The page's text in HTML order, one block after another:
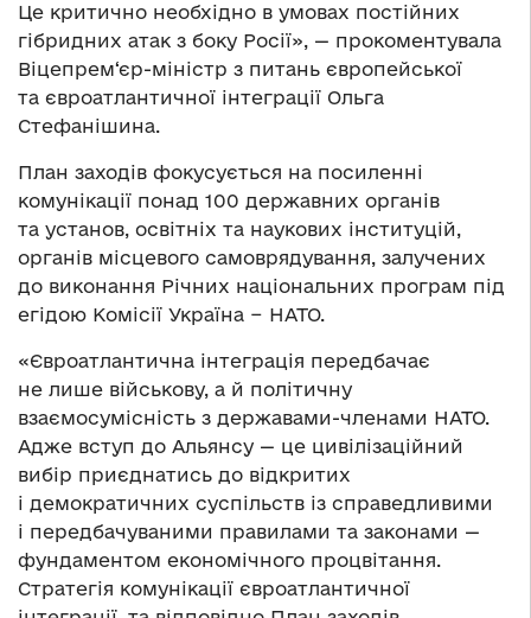
Це критично необхідно в умовах постійних
гібридних атак з боку Росії», — прокоментувала
Віцепрем‘єр-міністр з питань європейської
та євроатлантичної інтеграції Ольга
Стефанішина.
План заходів фокусується на посиленні
комунікації понад 100 державних органів
та установ, освітніх та наукових інституцій,
органів місцевого самоврядування, залучених
до виконання Річних національних програм під
егідою Комісії Україна − НАТО.
«Євроатлантична інтеграція передбачає
не лише військову, а й політичну
взаємосумісність з державами-членами НАТО.
Адже вступ до Альянсу — це цивілізаційний
вибір приєднатись до відкритих
і демократичних суспільств із справедливими
і передбачуваними правилами та законами —
фундаментом економічного процвітання.
Стратегія комунікації євроатлантичної